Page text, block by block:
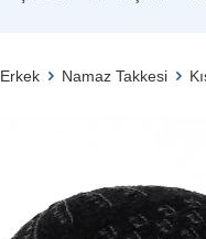
Erkek Namaz Takkesi